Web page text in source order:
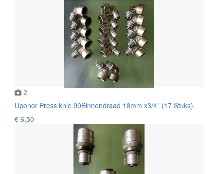
2
Uponor Press knie 90Binnendraad 18mm x3/4" (17 Stuks).
€ 6,50